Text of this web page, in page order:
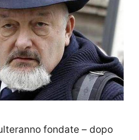
fondate – dopo